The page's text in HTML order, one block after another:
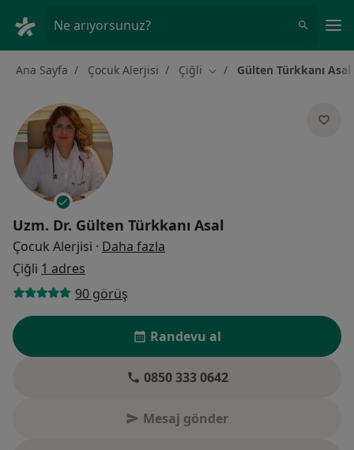
Ne arıyorsunuz?
Ana Sayfa Çocuk Alerjisi Çiğli Şehir değiştir
Gülten Türkkanı Asal
Uzm. Dr. Gülten Türkkanı Asal
Çocuk Alerjisi · Daha fazla
Çiğli 1 adres
90 görüş
Randevu al
0850 333 0642
Mesaj gönder